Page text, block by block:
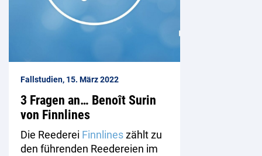
Fallstudien, 15. März 2022
3 Fragen an… Benoît Surin
von Finnlines
Die Reederei Finnlineszählt zu
den führenden Reedereien im